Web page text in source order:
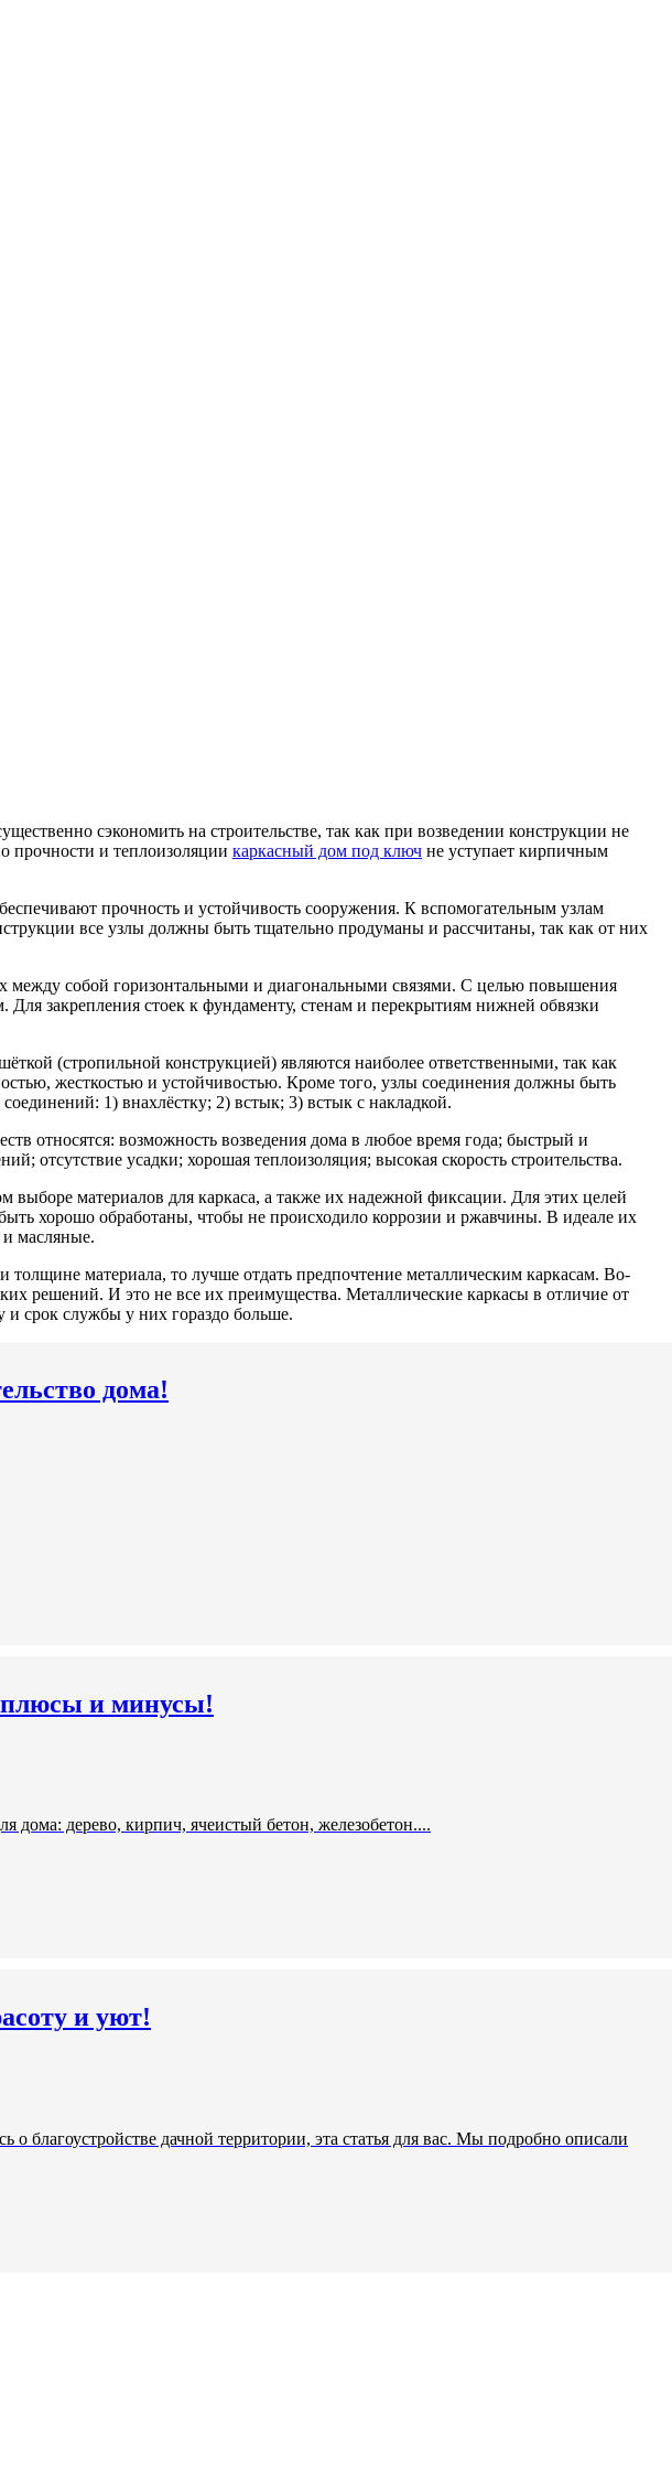
сэкономить на строительстве, так как при возведении конструкции не
прочности и теплоизоляции каркасный дом под ключ не уступает кирпичным
прочность и устойчивость сооружения. К вспомогательным узлам
все узлы должны быть тщательно продуманы и рассчитаны, так как от них
между собой горизонтальными и диагональными связями. С целью повышения
закрепления стоек к фундаменту, стенам и перекрытиям нижней обвязки
(стропильной конструкцией) являются наиболее ответственными, так как
жесткостью и устойчивостью. Кроме того, узлы соединения должны быть
1) внахлёстку; 2) встык; 3) встык с накладкой.
относятся: возможность возведения дома в любое время года; быстрый и
отсутствие усадки; хорошая теплоизоляция; высокая скорость строительства.
выборе материалов для каркаса, а также их надежной фиксации. Для этих целей
хорошо обработаны, чтобы не происходило коррозии и ржавчины. В идеале их
масляные.
материала, то лучше отдать предпочтение металлическим каркасам. Во-
решений. И это не все их преимущества. Металлические каркасы в отличие от
срок службы у них гораздо больше.
дома!
плюсы и минусы!
дома: дерево, кирпич, ячеистый бетон, железобетон....
и уют!
благоустройстве дачной территории, эта статья для вас. Мы подробно описали